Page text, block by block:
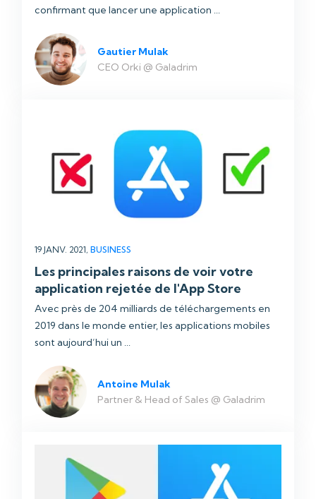
confirmant que lancer une application ...
Gautier Mulak
CEO Orki @ Galadrim
19 JANV. 2021, BUSINESS
Les principales raisons de voir votre
application rejetée de l'App Store
Avec près de 204 milliards de téléchargements en
2019 dans le monde entier, les applications mobiles
sont aujourd’hui un ...
Antoine Mulak
Partner & Head of Sales @ Galadrim